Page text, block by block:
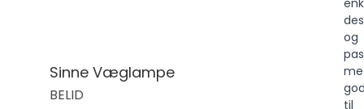
Sinne Væglampe
BELID
og
til